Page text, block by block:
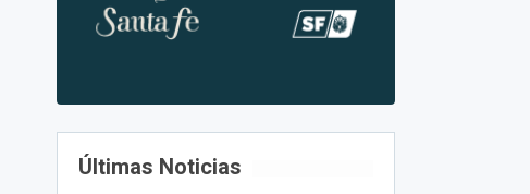
Últimas Noticias